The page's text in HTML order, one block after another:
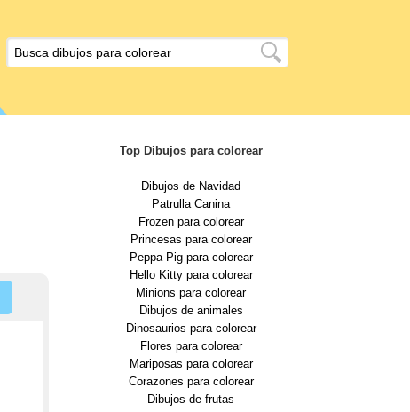
Top Dibujos para colorear
Dibujos de Navidad
Patrulla Canina
Frozen para colorear
Princesas para colorear
Peppa Pig para colorear
Hello Kitty para colorear
Minions para colorear
Dibujos de animales
Dinosaurios para colorear
Flores para colorear
Mariposas para colorear
Corazones para colorear
Dibujos de frutas